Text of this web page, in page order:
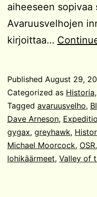
aiheeseen sopivaa
Avaruusvelhojen
kirjoittaa…
Published August 29,
Categorized as Historia,
Tagged avaruusvelho,
Dave Arneson,
gygax, greyhawk,
Michael Moorcock, OSR,
lohikäärmeet, Valley of